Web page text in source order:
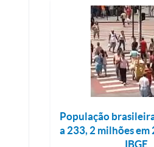
População
a 233, 2 milhões
IBGE